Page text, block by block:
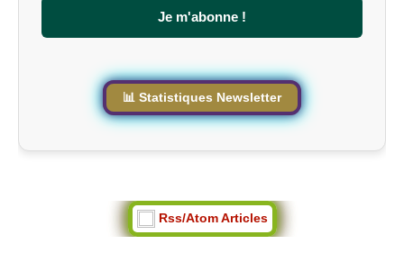
Je m'abonne !
📊 Statistiques Newsletter
Rss/Atom Articles